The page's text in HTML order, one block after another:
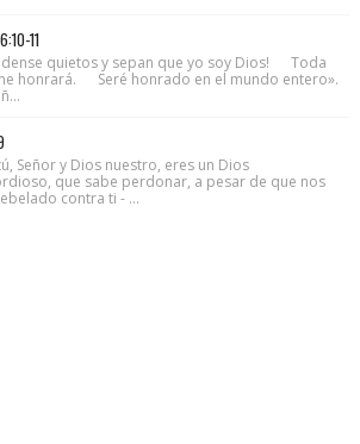
11
quietos y sepan que yo soy Dios! Toda
honrará. Seré honrado en el mundo entero».
Señor y Dios nuestro, eres un Dios
que sabe perdonar, a pesar de que nos
contra ti - ...